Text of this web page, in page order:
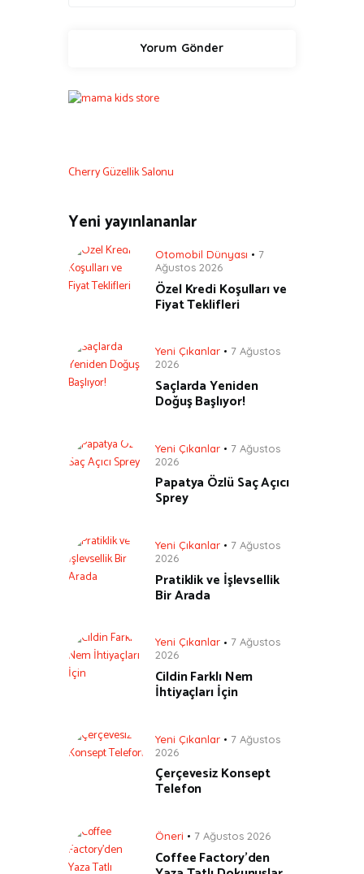
Cherry Güzellik Salonu
Yeni yayınlananlar
Otomobil Dünyası
7
Ağustos 2026
Özel Kredi Koşulları ve
Fiyat Teklifleri
Yeni Çıkanlar
7 Ağustos
2026
Saçlarda Yeniden
Doğuş Başlıyor!
Yeni Çıkanlar
7 Ağustos
2026
Papatya Özlü Saç Açıcı
Sprey
Yeni Çıkanlar
7 Ağustos
2026
Pratiklik ve İşlevsellik
Bir Arada
Yeni Çıkanlar
7 Ağustos
2026
Cildin Farklı Nem
İhtiyaçları İçin
Yeni Çıkanlar
7 Ağustos
2026
Çerçevesiz Konsept
Telefon
Öneri 7 Ağustos 2026
Coffee Factory’den